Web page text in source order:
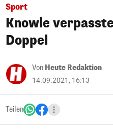
Sport
Knowle
Doppel
Von Heute Redaktion
14.09.2021, 16:13
Teilen